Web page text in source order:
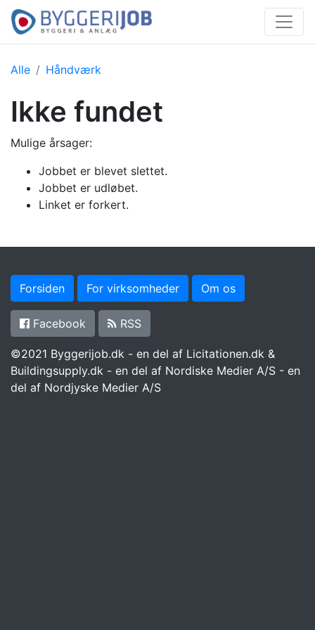
Alle Håndværk
Ikke fundet
Mulige årsager:
Jobbet er blevet slettet.
Jobbet er udløbet.
Linket er forkert.
Forsiden For virksomheder Om os
Facebook RSS
©2021 Byggerijob.dk - en del af Licitationen.dk &
Buildingsupply.dk - en del af Nordiske Medier A/S - en
del af Nordjyske Medier A/S